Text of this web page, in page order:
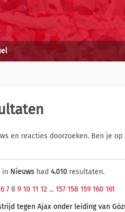
en reacties doorzoeken. Ben je
in Nieuws had 4.010 resultaten.
6 7 8 9 10 11 12 ... 157 158 159 160 161
tegen Ajax onder leiding van